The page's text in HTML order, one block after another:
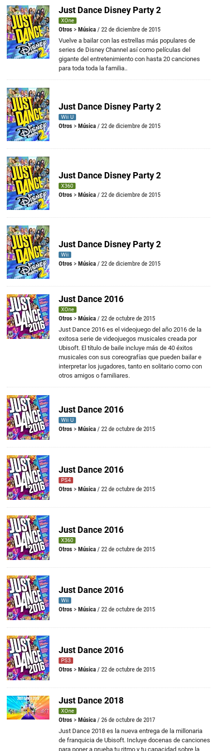
Just Dance Disney Party 2
XOne
Otros > Música / 22 de diciembre de 2015
Vuelve a bailar con las estrellas más populares de
series de Disney Channel así como películas del
gigante del entretenimiento con hasta 20 canciones
para toda toda la familia..
Just Dance Disney Party 2
Wii U
Otros > Música / 22 de diciembre de 2015
Just Dance Disney Party 2
X360
Otros > Música / 22 de diciembre de 2015
Just Dance Disney Party 2
Wii
Otros > Música / 22 de diciembre de 2015
Just Dance 2016
XOne
Otros > Música / 22 de octubre de 2015
Just Dance 2016 es el videojuego del año 2016 de la
exitosa serie de videojuegos musicales creada por
Ubisoft. El título de baile incluye más de 40 éxitos
musicales con sus coreografías que pueden bailar e
interpretar los jugadores, tanto en solitario como con
otros amigos o familiares.
Just Dance 2016
Wii U
Otros > Música / 22 de octubre de 2015
Just Dance 2016
PS4
Otros > Música / 22 de octubre de 2015
Just Dance 2016
X360
Otros > Música / 22 de octubre de 2015
Just Dance 2016
Wii
Otros > Música / 22 de octubre de 2015
Just Dance 2016
PS3
Otros > Música / 22 de octubre de 2015
Just Dance 2018
XOne
Otros > Música / 26 de octubre de 2017
Just Dance 2018 es la nueva entrega de la millonaria
de franquicia de Ubisoft. Incluye docenas de canciones
para poner a prueba tu ritmo y tu capacidad sobre la